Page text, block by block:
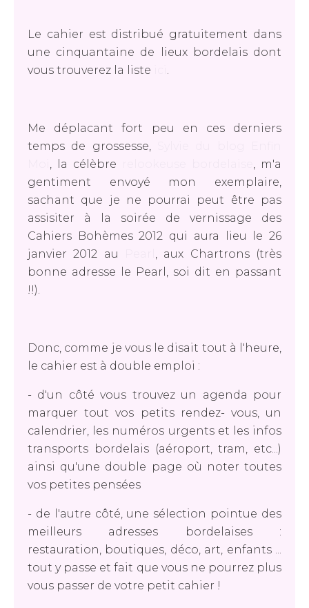
Le cahier est distribué gratuitement dans
une cinquantaine de lieux bordelais dont
vous trouverez la liste
.
Me déplacant fort peu en ces derniers
temps de grossesse,
, la célèbre
, m'a
gentiment envoyé mon exemplaire,
sachant que je ne pourrai peut être pas
assisiter à la soirée de vernissage des
Cahiers Bohèmes 2012 qui aura lieu le 26
janvier 2012 au
, aux Chartrons (très
bonne adresse le Pearl, soi dit en passant
!!).
Donc, comme je vous le disait tout à l'heure,
le cahier est à double emploi :
- d'un côté vous trouvez un agenda pour
marquer tout vos petits rendez- vous, un
calendrier, les numéros urgents et les infos
transports bordelais (aéroport, tram, etc...)
ainsi qu'une double page où noter toutes
vos petites pensées
- de l'autre côté, une sélection pointue des
meilleurs adresses bordelaises :
restauration, boutiques, déco, art, enfants ...
tout y passe et fait que vous ne pourrez plus
vous passer de votre petit cahier !